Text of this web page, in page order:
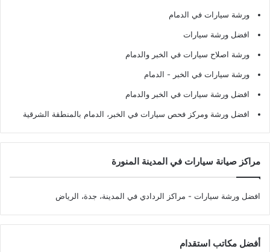
ورشة سيارات في الدمام
افضل ورشة سيارات
ورشة اصلاح سيارات في الخبر والدمام
ورشة سيارات في الخبر - الدمام
افضل ورشة سيارات في الخبر والدمام
افضل ورشة ومركز فحص سيارات في الخبر، الدمام بالمنطقة الشرقية
مراكز صيانة سيارات في المدينة المنورة
افضل ورشة سيارات - مراكز الردادي في المدينة، جدة، الرياض
أفضل مكاتب استقدام